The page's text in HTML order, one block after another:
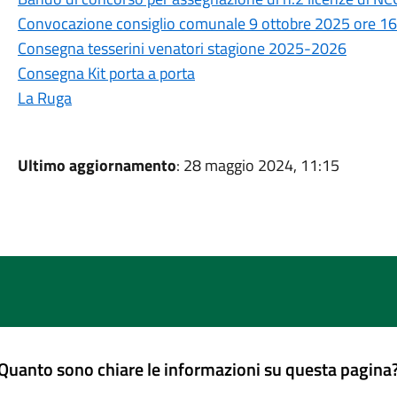
Convocazione consiglio comunale 9 ottobre 2025 ore
Consegna tesserini venatori stagione 2025-2026
Consegna Kit porta a porta
La Ruga
Ultimo aggiornamento: 28 maggio 2024, 11:15
sono chiare le informazioni su questa